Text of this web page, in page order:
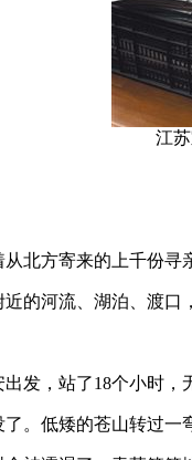
江
方寄来的上千份寻
河流、湖泊、渡口
，站了18个小时，
低矮的苍山转过一